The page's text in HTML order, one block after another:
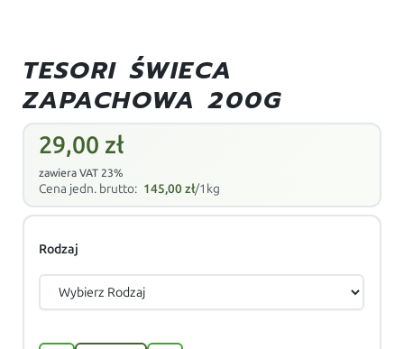
TESORI ŚWIECA
ZAPACHOWA 200G
29,00 zł
zawiera VAT 23%
Cena jedn. brutto: 145,00zł/1kg
Rodzaj